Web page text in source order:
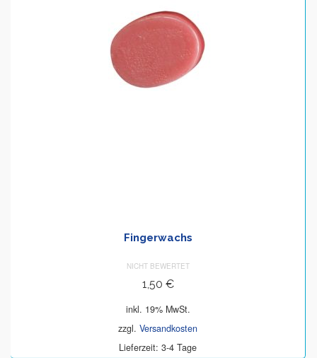
Fingerwachs
NICHT BEWERTET
1,50 €
inkl. 19% MwSt.
zzgl. Versandkosten
Lieferzeit: 3-4 Tage